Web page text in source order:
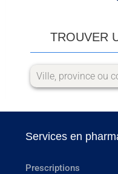
TROUVER
Services en
Prescriptions